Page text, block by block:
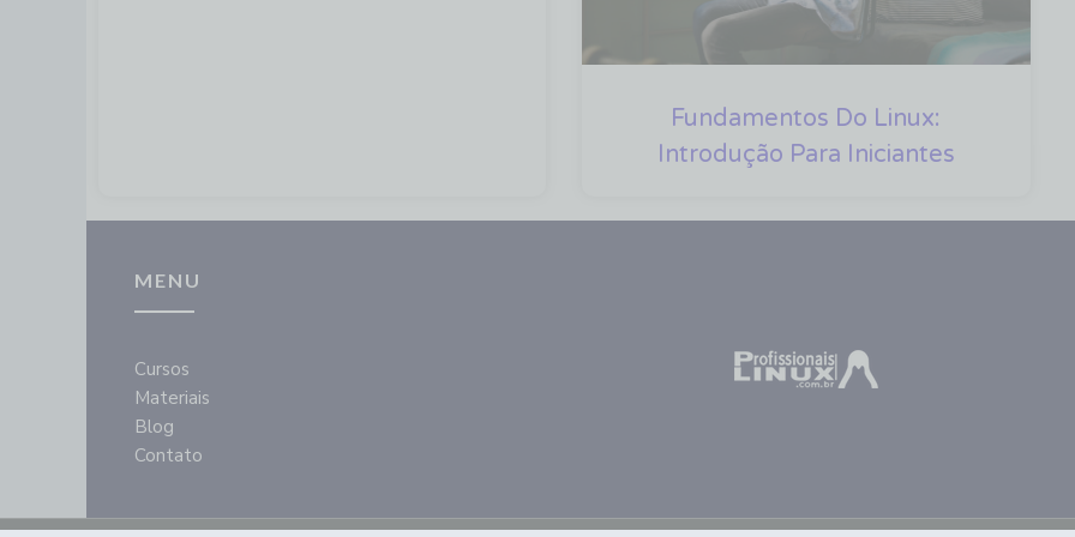
Fundamentos Do Linux:
Introdução Para Iniciantes
MENU
Cursos
Materiais
Blog
Contato